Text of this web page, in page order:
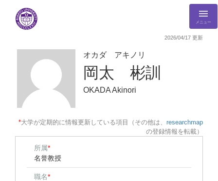
メニュー
2026/04/17 更新
オカダ アキノリ
岡太 彬訓
OKADA Akinori
*大学が定期的に情報更新している項目（その他は、 researchmap
の登録情報を転載）
所属*
名誉教授
職名*